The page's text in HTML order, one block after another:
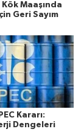
Maaşında
Geri Sayım
Kararı:
Dengeleri